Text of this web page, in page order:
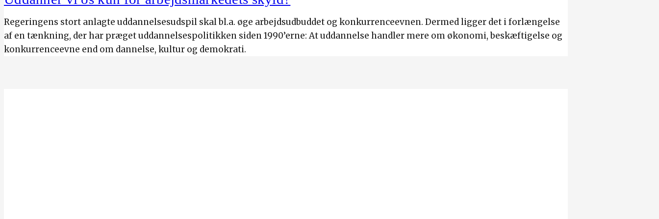
Regeringens stort anlagte uddannelsesudspil skal bl.a. øge arbejdsudbuddet og konkurrenceevnen. Dermed ligger det i forlængelse
af en tænkning, der har præget uddannelsespolitikken siden 1990’erne: At uddannelse handler mere om økonomi, beskæftigelse og
konkurrenceevne end om dannelse, kultur og demokrati.